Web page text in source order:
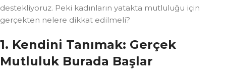
destekliyoruz. Peki kadınların yatakta mutluluğu için
gerçekten nelere dikkat edilmeli?
1. Kendini Tanımak: Gerçek
Mutluluk Burada Başlar